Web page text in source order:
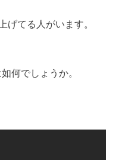
げてる人がいます。
何でしょうか。